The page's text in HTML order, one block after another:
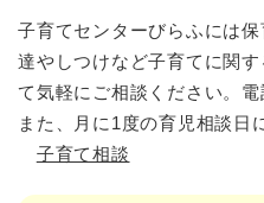
子育てセンターびらふには
達やしつけなど子育てに関
て気軽にご相談ください。電
また、月に1度の育児相談日
子育て相談